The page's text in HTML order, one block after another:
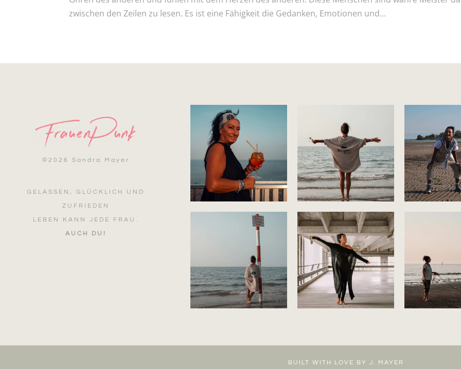
zwischen den Zeilen zu lesen. Es ist eine Fähigkeit die Gedanken, Emotionen und...
© 2026 Sandra Mayer
GELASSEN, GLÜCKLICH UND
ZUFRIEDEN
LEBEN KANN JEDE FRAU.
AUCH DU!
BUILT WITH LOVE BY J. MAYER